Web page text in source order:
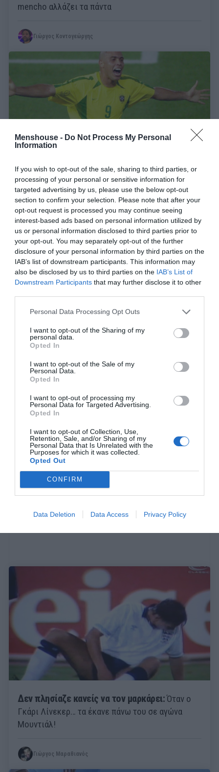
Menshouse - Do Not Process My Personal
Information
If you wish to opt-out of the sale, sharing to third parties, or
processing of your personal or sensitive information for
targeted advertising by us, please use the below opt-out
section to confirm your selection. Please note that after your
opt-out request is processed you may continue seeing
interest-based ads based on personal information utilized by
us or personal information disclosed to third parties prior to
your opt-out. You may separately opt-out of the further
disclosure of your personal information by third parties on the
IAB’s list of downstream participants. This information may
also be disclosed by us to third parties on the IAB’s List of
Downstream Participants that may further disclose it to other
Personal Data Processing Opt Outs
I want to opt-out of the Sharing of my
personal data.
Opted In
I want to opt-out of the Sale of my
Personal Data.
Opted In
I want to opt-out of processing my
Personal Data for Targeted Advertising.
Opted In
I want to opt-out of Collection, Use,
Retention, Sale, and/or Sharing of my
Personal Data that Is Unrelated with the
Purposes for which it was collected.
Opted Out
CONFIRM
Data Deletion Data Access Privacy Policy
mencho αλλάζει τα πάντα
Γιώργος Κοντογεώργης
«Κατέστρεψε» χιλιάδες παιδάκια, αλλά…: Ο
ευφυής λόγος για το άθλιο κούρεμα του
Ρονάλντο στο Μουντιάλ του 2002
Γιώργος Μαραθιανός
Όταν τα φώτα του Μουντιάλ έσβησαν, το Κατάρ
ξεφορτώθηκε τους εργάτες του
Menshouse Team
Δεν πλησίαζε κανείς να τον μαρκάρει:Όταν ο
Γκάρι Λίνεκερ… τα έκανε πάνω του σε αγώνα
Μουντιάλ!
Γιώργος Μαραθιανός